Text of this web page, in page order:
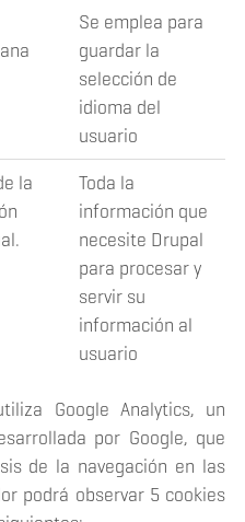
Se emplea para
guardar la
selección de
idioma del
usuario
la
Toda la
información que
necesite Drupal
para procesar y
servir su
información al
usuario
Google Analytics, un
por Google, que
de la navegación en las
podrá observar 5 cookies